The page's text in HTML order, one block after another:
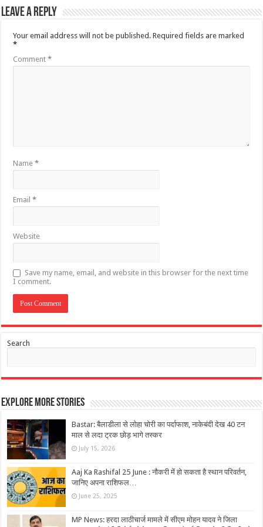
Leave a Reply
Your email address will not be published. Required fields are marked
*
Comment*
Name*
Email*
Website
Save my name, email, and website in this browser for the next time
I comment.
Search
Explore More Stories
Bastar: बैलाडीला से लोहा चोरी का पर्दाफाश, नाकेबंदी देख 40 टन
माल से लदा ट्रक छोड़ भागे तस्कर
July 15, 2026
Aaj Ka Rashifal 25 June : नौकरी में हो सकता है स्थान परिवर्तन,
जानिए अपना राशिफल…
June 25, 2025
MP News: हरदा लाठीचार्ज मामले में सीएम मोहन यादव ने जिला